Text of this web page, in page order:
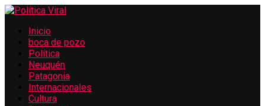
Inicio
boca de pozo
Política
Neuquén
Patagonia
Internacionales
Cultura